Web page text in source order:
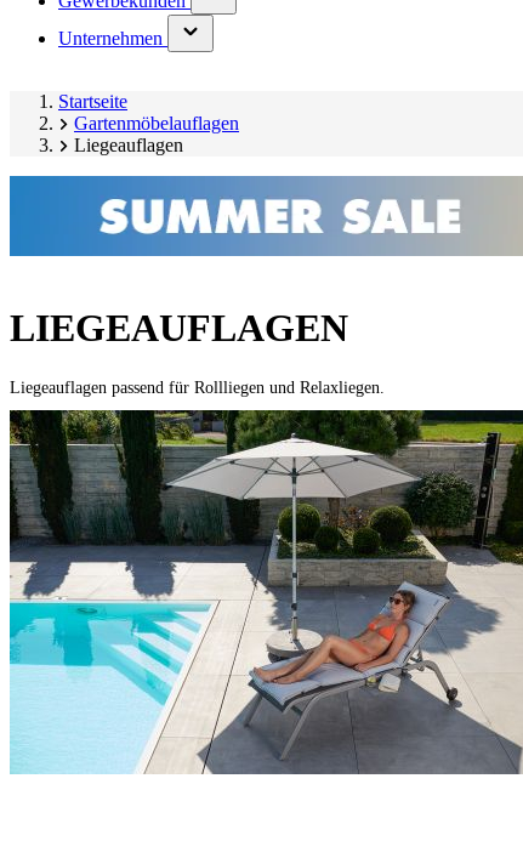
submenu)
Unternehmen
(has
submenu)
Startseite
Gartenmöbelauflagen
Liegeauflagen
LIEGEAUFLAGEN
Liegeauflagen passend für Rollliegen und Relaxliegen.